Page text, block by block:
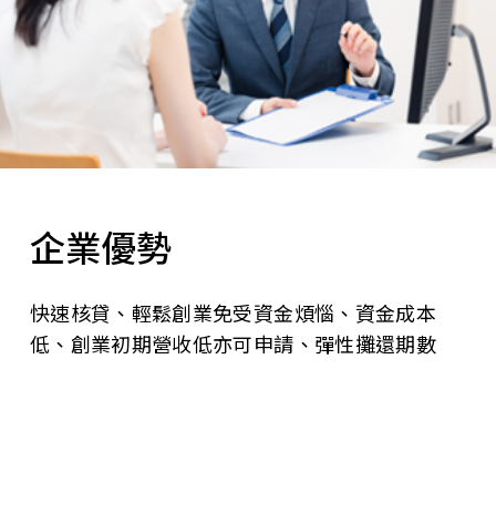
企業優勢
快速核貸、輕鬆創業免受資金煩惱、資金成本
低、創業初期營收低亦可申請、彈性攤還期數